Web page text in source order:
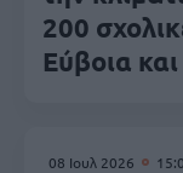
200
Εύβοια
08 Ιουλ 2026